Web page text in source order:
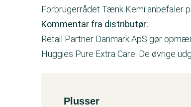
Forbrugerrådet Tænk Kemi anbefaler
Kommentar fra distributør:
Retail Partner Danmark ApS gør
Huggies Pure Extra Care. De øvrige
Kemitest
Plusser